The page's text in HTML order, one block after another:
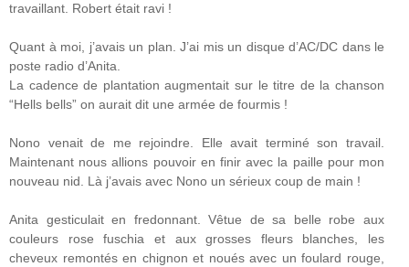
travaillant. Robert était ravi !
Quant à moi, j’avais un plan. J’ai mis un disque d’AC/DC dans le
poste radio d’Anita.
La cadence de plantation augmentait sur le titre de la chanson
“Hells bells” on aurait dit une armée de fourmis !
Nono venait de me rejoindre. Elle avait terminé son travail.
Maintenant nous allions pouvoir en finir avec la paille pour mon
nouveau nid. Là j’avais avec Nono un sérieux coup de main !
Anita gesticulait en fredonnant. Vêtue de sa belle robe aux
couleurs rose fuschia et aux grosses fleurs blanches, les
cheveux remontés en chignon et noués avec un foulard rouge,